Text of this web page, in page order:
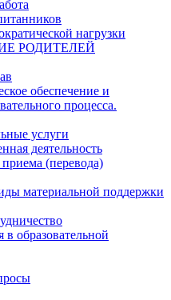
нагрузки
РОДИТЕЛЕЙ
обеспечение и
процесса.
услуги
деятельность
(перевода)
материальной поддержки
образовательной